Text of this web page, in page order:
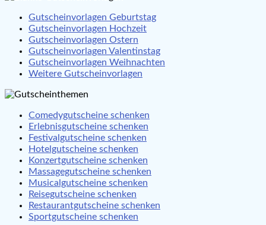
Gutscheinvorlagen Geburtstag
Gutscheinvorlagen Hochzeit
Gutscheinvorlagen Ostern
Gutscheinvorlagen Valentinstag
Gutscheinvorlagen Weihnachten
Weitere Gutscheinvorlagen
Comedygutscheine schenken
Erlebnisgutscheine schenken
Festivalgutscheine schenken
Hotelgutscheine schenken
Konzertgutscheine schenken
Massagegutscheine schenken
Musicalgutscheine schenken
Reisegutscheine schenken
Restaurantgutscheine schenken
Sportgutscheine schenken